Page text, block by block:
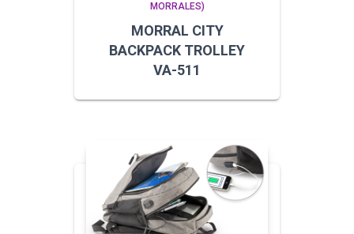
MORRALES)
MORRAL CITY
BACKPACK TROLLEY
VA-511